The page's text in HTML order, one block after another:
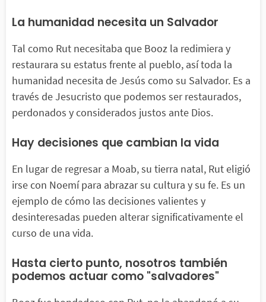
La humanidad necesita un Salvador
Tal como Rut necesitaba que Booz la redimiera y
restaurara su estatus frente al pueblo, así toda la
humanidad necesita de Jesús como su Salvador. Es a
través de Jesucristo que podemos ser restaurados,
perdonados y considerados justos ante Dios.
Hay decisiones que cambian la vida
En lugar de regresar a Moab, su tierra natal, Rut eligió
irse con Noemí para abrazar su cultura y su fe. Es un
ejemplo de cómo las decisiones valientes y
desinteresadas pueden alterar significativamente el
curso de una vida.
Hasta cierto punto, nosotros también
podemos actuar como "salvadores"